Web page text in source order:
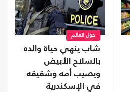
حول العالم
شاب ينهي حياة والده
بالسلاح الأبيض
ويصيب أمه وشقيقه
في الإسكندرية